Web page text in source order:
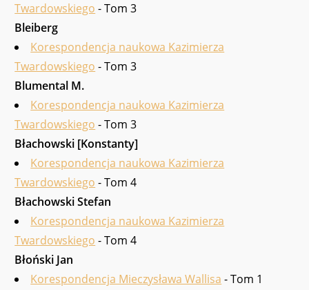
Twardowskiego - Tom 3
Bleiberg
Korespondencja naukowa Kazimierza
Twardowskiego - Tom 3
Blumental M.
Korespondencja naukowa Kazimierza
Twardowskiego - Tom 3
Błachowski [Konstanty]
Korespondencja naukowa Kazimierza
Twardowskiego - Tom 4
Błachowski Stefan
Korespondencja naukowa Kazimierza
Twardowskiego - Tom 4
Błoński Jan
Korespondencja Mieczysława Wallisa - Tom 1